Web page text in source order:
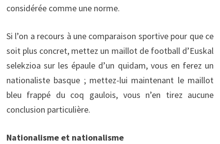
considérée comme une norme.
Si l’on a recours à une comparaison sportive pour que ce
soit plus concret, mettez un maillot de football d’Euskal
selekzioa sur les épaule d’un quidam, vous en ferez un
nationaliste basque ; mettez-lui maintenant le maillot
bleu frappé du coq gaulois, vous n’en tirez aucune
conclusion particulière.
Nationalisme et nationalisme